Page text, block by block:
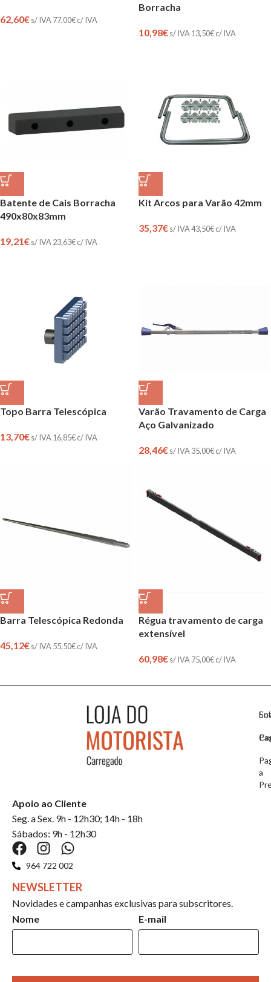
62,60€s/ IVA 77,00€c/ IVA
Borracha
10,98€s/ IVA 13,50€c/ IVA
Batente de Cais Borracha
490x80x83mm
19,21€s/ IVA 23,63€c/ IVA
Kit Arcos para Varão 42mm
35,37€s/ IVA43,50€c/ IVA
Topo Barra Telescópica
13,70€s/ IVA 16,85€c/ IVA
Varão Travamento de Carga
Aço Galvanizado
28,46€s/ IVA 35,00€c/ IVA
Barra Telescópica Redonda
45,12€s/ IVA 55,50€c/ IVA
Régua travamento de carga
extensível
60,98€s/ IVA 75,00€c/ IVA
a
Apoio ao Cliente
Seg. a Sex. 9h - 12h30; 14h - 18h
Sábados: 9h - 12h30
964 722 002
NEWSLETTER
Novidades e campanhas exclusivas para subscritores.
Nome
E-mail